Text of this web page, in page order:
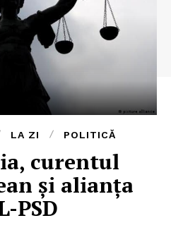
LA ZI POLITICĂ
curentul
și alianța
PSD